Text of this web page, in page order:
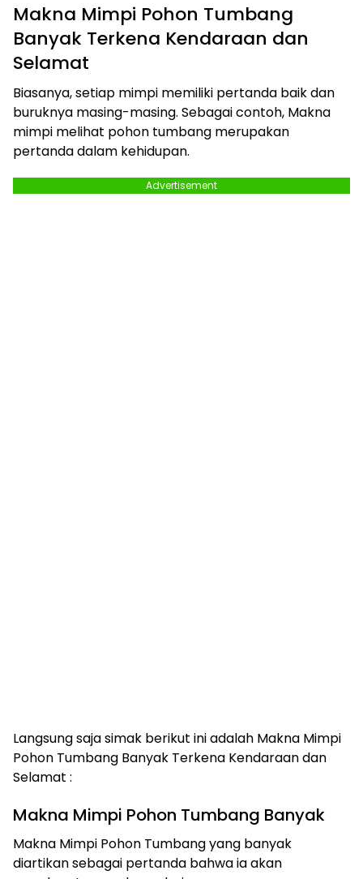
Makna Mimpi Pohon Tumbang
Banyak Terkena Kendaraan dan
Selamat
Biasanya, setiap mimpi memiliki pertanda baik dan
buruknya masing-masing. Sebagai contoh, Makna
mimpi melihat pohon tumbang merupakan
pertanda dalam kehidupan.
Advertisement
Langsung saja simak berikut ini adalah Makna Mimpi
Pohon Tumbang Banyak Terkena Kendaraan dan
Selamat :
Makna Mimpi Pohon Tumbang Banyak
Makna Mimpi Pohon Tumbang yang banyak
diartikan sebagai pertanda bahwa ia akan